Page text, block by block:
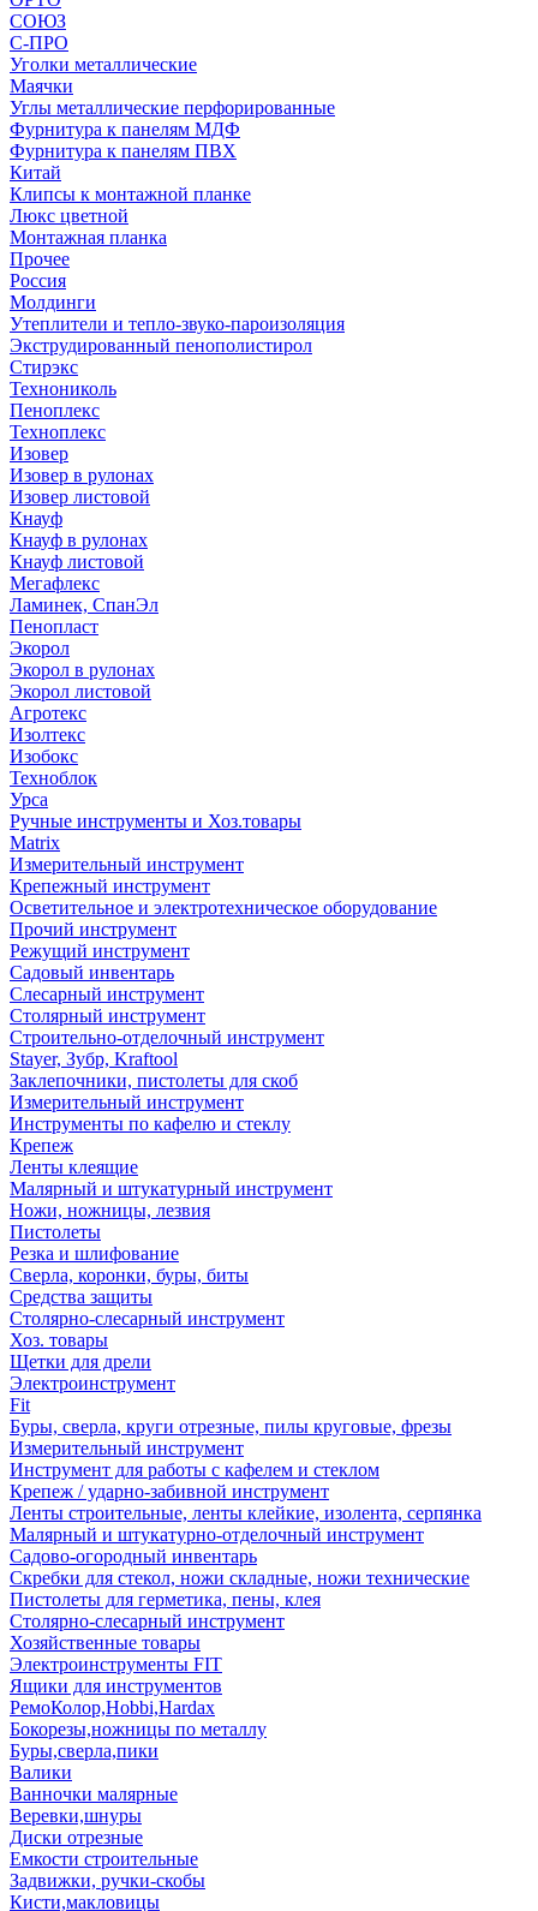
СОЮЗ
С-ПРО
Уголки металлические
Маячки
Углы металлические перфорированные
Фурнитура к панелям МДФ
Фурнитура к панелям ПВХ
Китай
Клипсы к монтажной планке
Люкс цветной
Монтажная планка
Прочее
Россия
Молдинги
Утеплители и тепло-звуко-пароизоляция
Экструдированный пенополистирол
Стирэкс
Технониколь
Пеноплекс
Техноплекс
Изовер
Изовер в рулонах
Изовер листовой
Кнауф
Кнауф в рулонах
Кнауф листовой
Мегафлекс
Ламинек, СпанЭл
Пенопласт
Экорол
Экорол в рулонах
Экорол листовой
Агротекс
Изолтекс
Изобокс
Техноблок
Урса
Ручные инструменты и Хоз.товары
Matrix
Измерительный инструмент
Крепежный инструмент
Осветительное и электротехническое оборудование
Прочий инструмент
Режущий инструмент
Садовый инвентарь
Слесарный инструмент
Столярный инструмент
Строительно-отделочный инструмент
Stayer, Зубр, Kraftool
Заклепочники, пистолеты для скоб
Измерительный инструмент
Инструменты по кафелю и стеклу
Крепеж
Ленты клеящие
Малярный и штукатурный инструмент
Ножи, ножницы, лезвия
Пистолеты
Резка и шлифование
Сверла, коронки, буры, биты
Средства защиты
Столярно-слесарный инструмент
Хоз. товары
Щетки для дрели
Электроинструмент
Fit
Буры, сверла, круги отрезные, пилы круговые, фрезы
Измерительный инструмент
Инструмент для работы с кафелем и стеклом
Крепеж / ударно-забивной инструмент
Ленты строительные, ленты клейкие, изолента, серпянка
Малярный и штукатурно-отделочный инструмент
Садово-огородный инвентарь
Скребки для стекол, ножи складные, ножи технические
Пистолеты для герметика, пены, клея
Столярно-слесарный инструмент
Хозяйственные товары
Электроинструменты FIT
Ящики для инструментов
РемоКолор,Hobbi,Hardax
Бокорезы,ножницы по металлу
Буры,сверла,пики
Валики
Ванночки малярные
Веревки,шнуры
Диски отрезные
Емкости строительные
Задвижки, ручки-скобы
Кисти,макловицы